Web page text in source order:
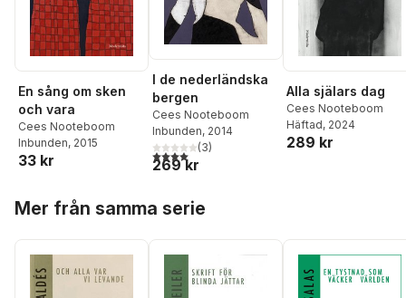
En sång om sken
och vara
Cees Nooteboom
Inbunden, 2015
33 kr
I de nederländska
bergen
Cees Nooteboom
Inbunden, 2014
4,0utav 5 stjärnor. Totalt antal röster:
(3)
269 kr
Alla själars dag
Cees Nooteboom
Häftad, 2024
289 kr
Mer från samma serie